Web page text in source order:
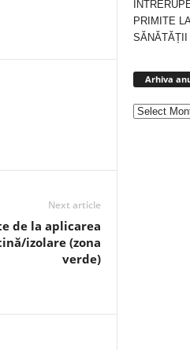
Next article
de la aplicarea
izolare (zona
verde)
PRIMITE
SĂNĂTĂȚII
Arhiva